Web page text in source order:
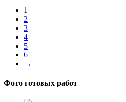
1
2
3
4
5
6
→
Фото готовых работ